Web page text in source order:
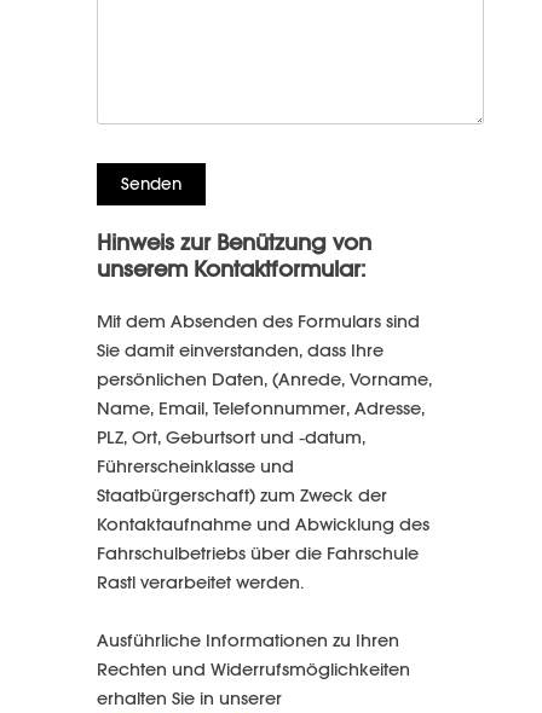
Hinweis zur Benützung von
unserem Kontaktformular:
Mit dem Absenden des Formulars sind
Sie damit einverstanden, dass Ihre
persönlichen Daten, (Anrede, Vorname,
Name, Email, Telefonnummer, Adresse,
PLZ, Ort, Geburtsort und -datum,
Führerscheinklasse und
Staatbürgerschaft) zum Zweck der
Kontaktaufnahme und Abwicklung des
Fahrschulbetriebs über die Fahrschule
Rastl verarbeitet werden.
Ausführliche Informationen zu Ihren
Rechten und Widerrufsmöglichkeiten
erhalten Sie in unserer